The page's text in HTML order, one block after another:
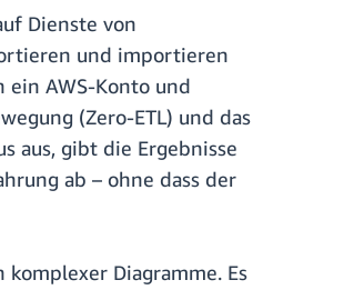
Dienste von
und importieren
AWS-Konto und
(Zero-ETL) und das
aus, gibt die Ergebnisse
ab – ohne dass der
Diagramme. Es